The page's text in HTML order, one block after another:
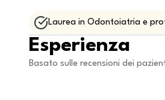
Laurea in Odontoiatria e
Esperienza
Basato sulle recensioni dei